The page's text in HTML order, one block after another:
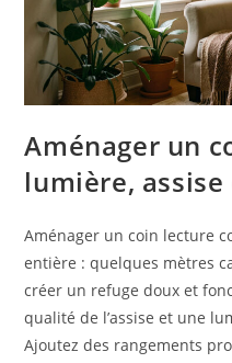
Aménager un
lumière,
Aménager un coin lecture
entière : quelques mètres
créer un refuge doux et
qualité de l’assise et une
Ajoutez des rangements